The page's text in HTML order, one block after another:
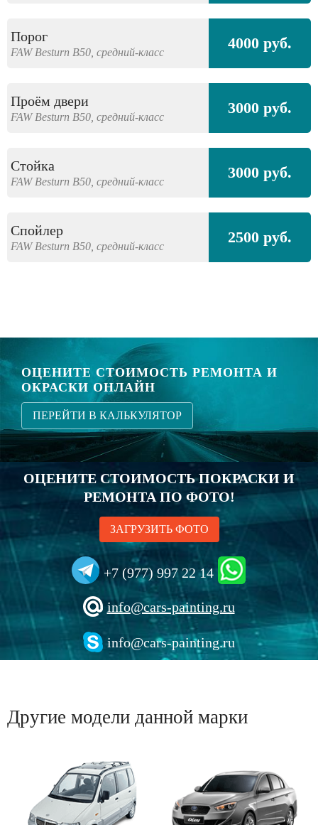
Порог
FAWBesturn B50, средний-класс 4000 руб.
Проём двери
FAWBesturn B50, средний-класс 3000 руб.
Стойка
FAWBesturn B50, средний-класс 3000 руб.
Спойлер
FAWBesturn B50, средний-класс 2500 руб.
ОЦЕНИТЕ СТОИМОСТЬ РЕМОНТА И
ОКРАСКИ ОНЛАЙН
ПЕРЕЙТИ В КАЛЬКУЛЯТОР
ОЦЕНИТЕ СТОИМОСТЬ ПОКРАСКИ И
РЕМОНТА ПО ФОТО!
ЗАГРУЗИТЬ ФОТО
+7 (977) 997 22 14
info@cars-painting.ru
info@cars-painting.ru
Другие модели данной марки